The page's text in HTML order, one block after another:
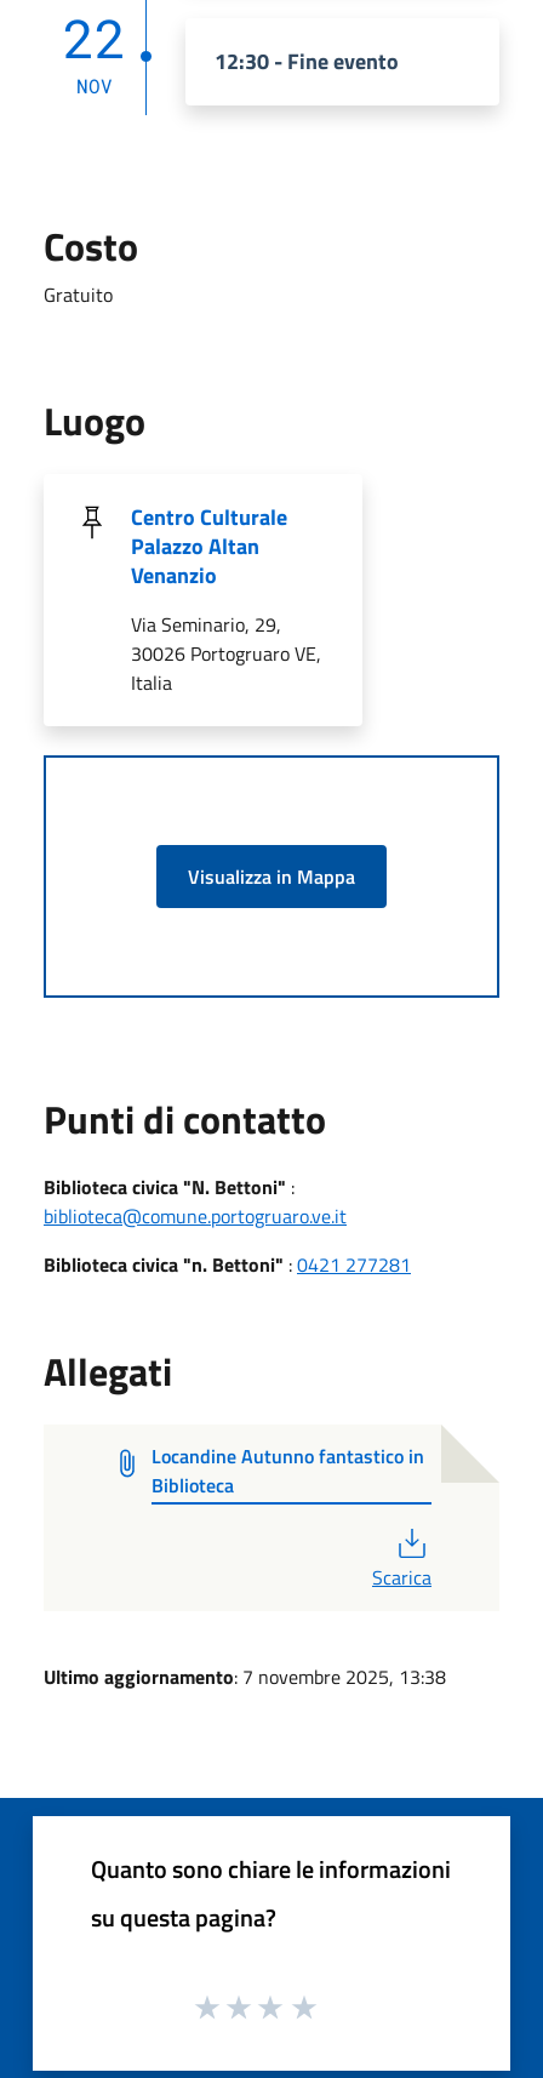
22
NOV
12:30 - Fine evento
Costo
Gratuito
Luogo
Centro Culturale
Palazzo Altan
Venanzio
Via Seminario, 29,
30026 Portogruaro VE,
Italia
Visualizza in Mappa
Punti di contatto
Biblioteca civica "N. Bettoni" :
biblioteca@comune.portogruaro.ve.it
Biblioteca civica "n. Bettoni" :0421 277281
Allegati
Locandine Autunno fantastico in
Biblioteca
Scarica
Ultimo aggiornamento: 7 novembre 2025, 13:38
Quanto sono chiare le informazioni
su questa pagina?